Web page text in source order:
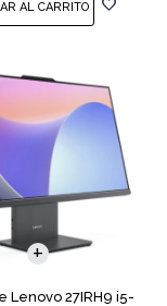
Lenovo 27IRH9 i5-